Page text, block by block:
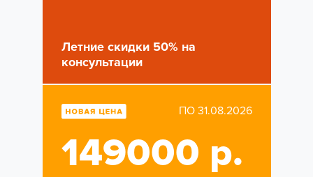
Летние скидки 50% на
консультации
ПО 31.08.2026
149000 р.